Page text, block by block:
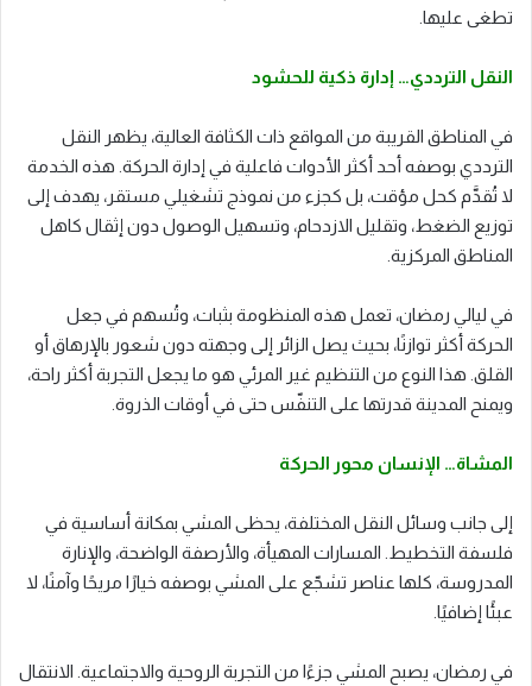
تطغى عليها.
النقل الترددي… إدارة ذكية للحشود
في المناطق القريبة من المواقع ذات الكثافة العالية، يظهر النقل
الترددي بوصفه أحد أكثر الأدوات فاعلية في إدارة الحركة. هذه الخدمة
لا تُقدَّم كحل مؤقت، بل كجزء من نموذج تشغيلي مستقر، يهدف إلى
توزيع الضغط، وتقليل الازدحام، وتسهيل الوصول دون إثقال كاهل
المناطق المركزية.
في ليالي رمضان، تعمل هذه المنظومة بثبات، وتُسهم في جعل
الحركة أكثر توازنًا، بحيث يصل الزائر إلى وجهته دون شعور بالإرهاق أو
القلق. هذا النوع من التنظيم غير المرئي هو ما يجعل التجربة أكثر راحة،
ويمنح المدينة قدرتها على التنفّس حتى في أوقات الذروة.
المشاة… الإنسان محور الحركة
إلى جانب وسائل النقل المختلفة، يحظى المشي بمكانة أساسية في
فلسفة التخطيط. المسارات المهيأة، والأرصفة الواضحة، والإنارة
المدروسة، كلها عناصر تشجّع على المشي بوصفه خيارًا مريحًا وآمنًا، لا
عبئًا إضافيًا.
في رمضان، يصبح المشي جزءًا من التجربة الروحية والاجتماعية. الانتقال